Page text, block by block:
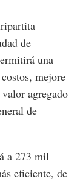
de
una
mejore
agregado
de
a 273 mil
eficiente, de